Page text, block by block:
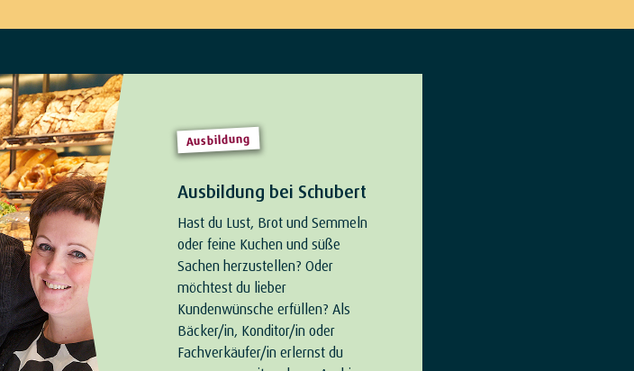
Ausbildung
Ausbildung bei Schubert
Hast du Lust, Brot und Semmeln
oder feine Kuchen und süße
Sachen herzustellen? Oder
möchtest du lieber
Kundenwünsche erfüllen? Als
Bäcker/in, Konditor/in oder
Fachverkäufer/in erlernst du